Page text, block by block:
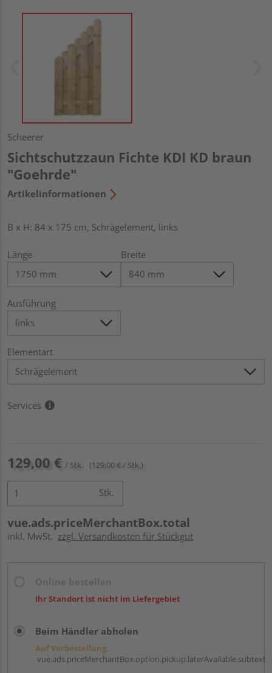
Scheerer
Sichtschutzzaun Fichte KDI KD braun
"Goehrde"
Artikelinformationen
B x H: 84 x 175 cm, Schrägelement, links
Länge Breite
Ausführung
Elementart
Services
129,00 € / Stk. (129,00 € / Stk.)
Stk.
vue.ads.priceMerchantBox.total
inkl. MwSt. zzgl. Versandkosten für Stückgut
Ihr Standort ist nicht im Liefergebiet
Beim Händler abholen
Auf Vorbestellung:
vue.ads.priceMerchantBox.option.pickup.laterAvailable.subtext